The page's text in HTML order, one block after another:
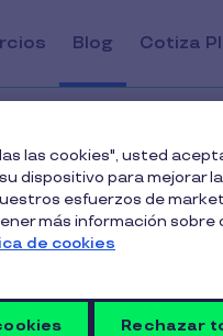
Blog Cotiza
Tabla de
Cómo evitar
las cookies", usted
dispositivo para mejorar
esfuerzos de
más información sobre
de cookies
Rechazar